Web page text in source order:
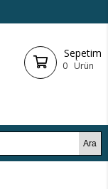
Sepetim
0 Ürün